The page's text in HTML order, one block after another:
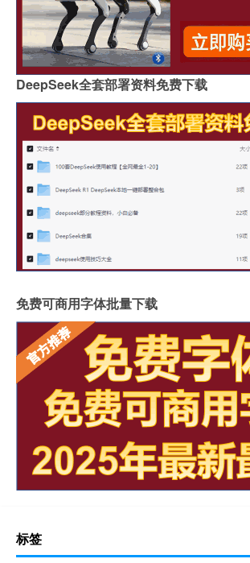
DeepSeek全套部署资料免费下载
免费可商用字体批量下载
标签